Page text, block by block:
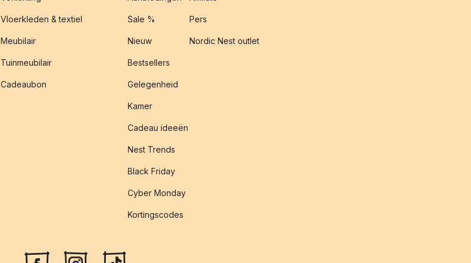
Vloerkleden & textiel
Meubilair
Tuinmeubilair
Cadeaubon
Sale %
Nieuw
Bestsellers
Gelegenheid
Kamer
Cadeau ideeën
Nest Trends
Black Friday
Cyber Monday
Kortingscodes
Pers
Nordic Nest outlet